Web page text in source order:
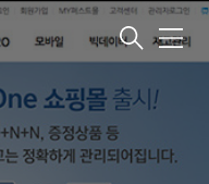
메
뉴